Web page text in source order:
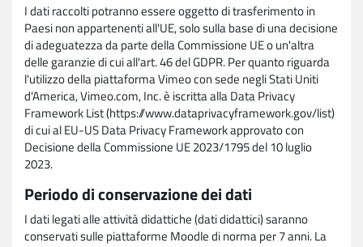
I dati raccolti potranno essere oggetto di trasferimento in
Paesi non appartenenti all'UE, solo sulla base di una decisione
di adeguatezza da parte della Commissione UE o un'altra
delle garanzie di cui all'art. 46 del GDPR. Per quanto riguarda
l'utilizzo della piattaforma Vimeo con sede negli Stati Uniti
d'America, Vimeo.com, Inc. è iscritta alla Data Privacy
Framework List (https://www.dataprivacyframework.gov/list)
di cui al EU-US Data Privacy Framework approvato con
Decisione della Commissione UE 2023/1795 del 10 luglio
2023.
Periodo di conservazione dei dati
I dati legati alle attività didattiche (dati didattici) saranno
conservati sulle piattaforme Moodle di norma per 7 anni. La